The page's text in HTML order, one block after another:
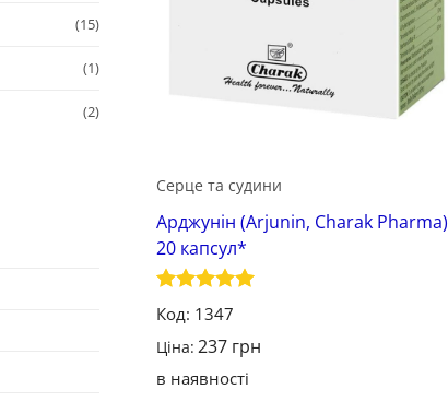
(15)
(1)
(2)
Серце та судини
Арджунін (Arjunin, Charak Pharma)
20 капсул*
Оцінено в
5з 5
Код: 1347
Ціна: 237 грн
в наявності